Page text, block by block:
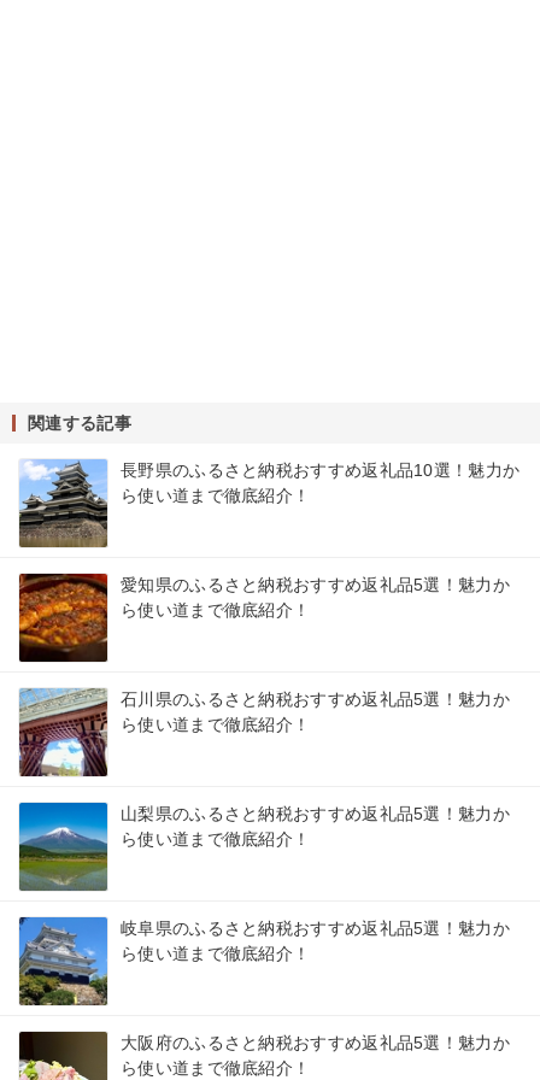
関連する記事
長野県のふるさと納税おすすめ返礼品10選！魅力か
ら使い道まで徹底紹介！
愛知県のふるさと納税おすすめ返礼品5選！魅力か
ら使い道まで徹底紹介！
石川県のふるさと納税おすすめ返礼品5選！魅力か
ら使い道まで徹底紹介！
山梨県のふるさと納税おすすめ返礼品5選！魅力か
ら使い道まで徹底紹介！
岐阜県のふるさと納税おすすめ返礼品5選！魅力か
ら使い道まで徹底紹介！
大阪府のふるさと納税おすすめ返礼品5選！魅力か
ら使い道まで徹底紹介！